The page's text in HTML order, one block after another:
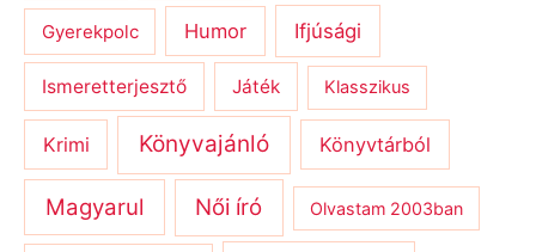
Gyerekpolc Humor Ifjúsági
Ismeretterjesztő Játék Klasszikus
Krimi Könyvajánló Könyvtárból
Magyarul Női író Olvastam 2003ban